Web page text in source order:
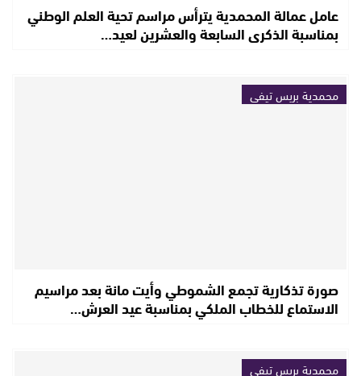
عامل عمالة المحمدية يترأس مراسم تحية العلم الوطني
بمناسبة الذكرى السابعة والعشرين لعيد…
محمدية بريس تيفي
صورة تذكارية تجمع الشموطي وأيت مانة بعد مراسيم
الاستماع للخطاب الملكي بمناسبة عيد العرش…
محمدية بريس تيفي